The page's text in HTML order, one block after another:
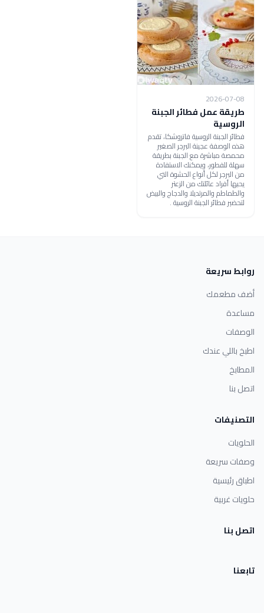
2026-07-08
طريقة عمل فطائر الجبنة
الروسية
فطائر الجبنة الروسية فاتروشكا، تقدم
هذه الوصفة عجينة البرجر الصغير
محمصة مباشرة مع الجبنة بطريقة
سهلة للفطور، ويمكنك الاستفادة
من البرجر لكل أنواع الحشوة التي
يحبها أفراد عائلتك من الزعتر
والطماطم والمرتديلا والدجاج والبيض
لتحضير فطائر الجبنة الروسية .
روابط سريعة
أضف مطعمك
مساعدة
الوصفات
اطبخ باللي عندك
المطابخ
اتصل بنا
التصنيفات
الحلويات
وصفات سريعة
اطباق رئيسية
حلويات غربية
اتصل بنا
تابعنا